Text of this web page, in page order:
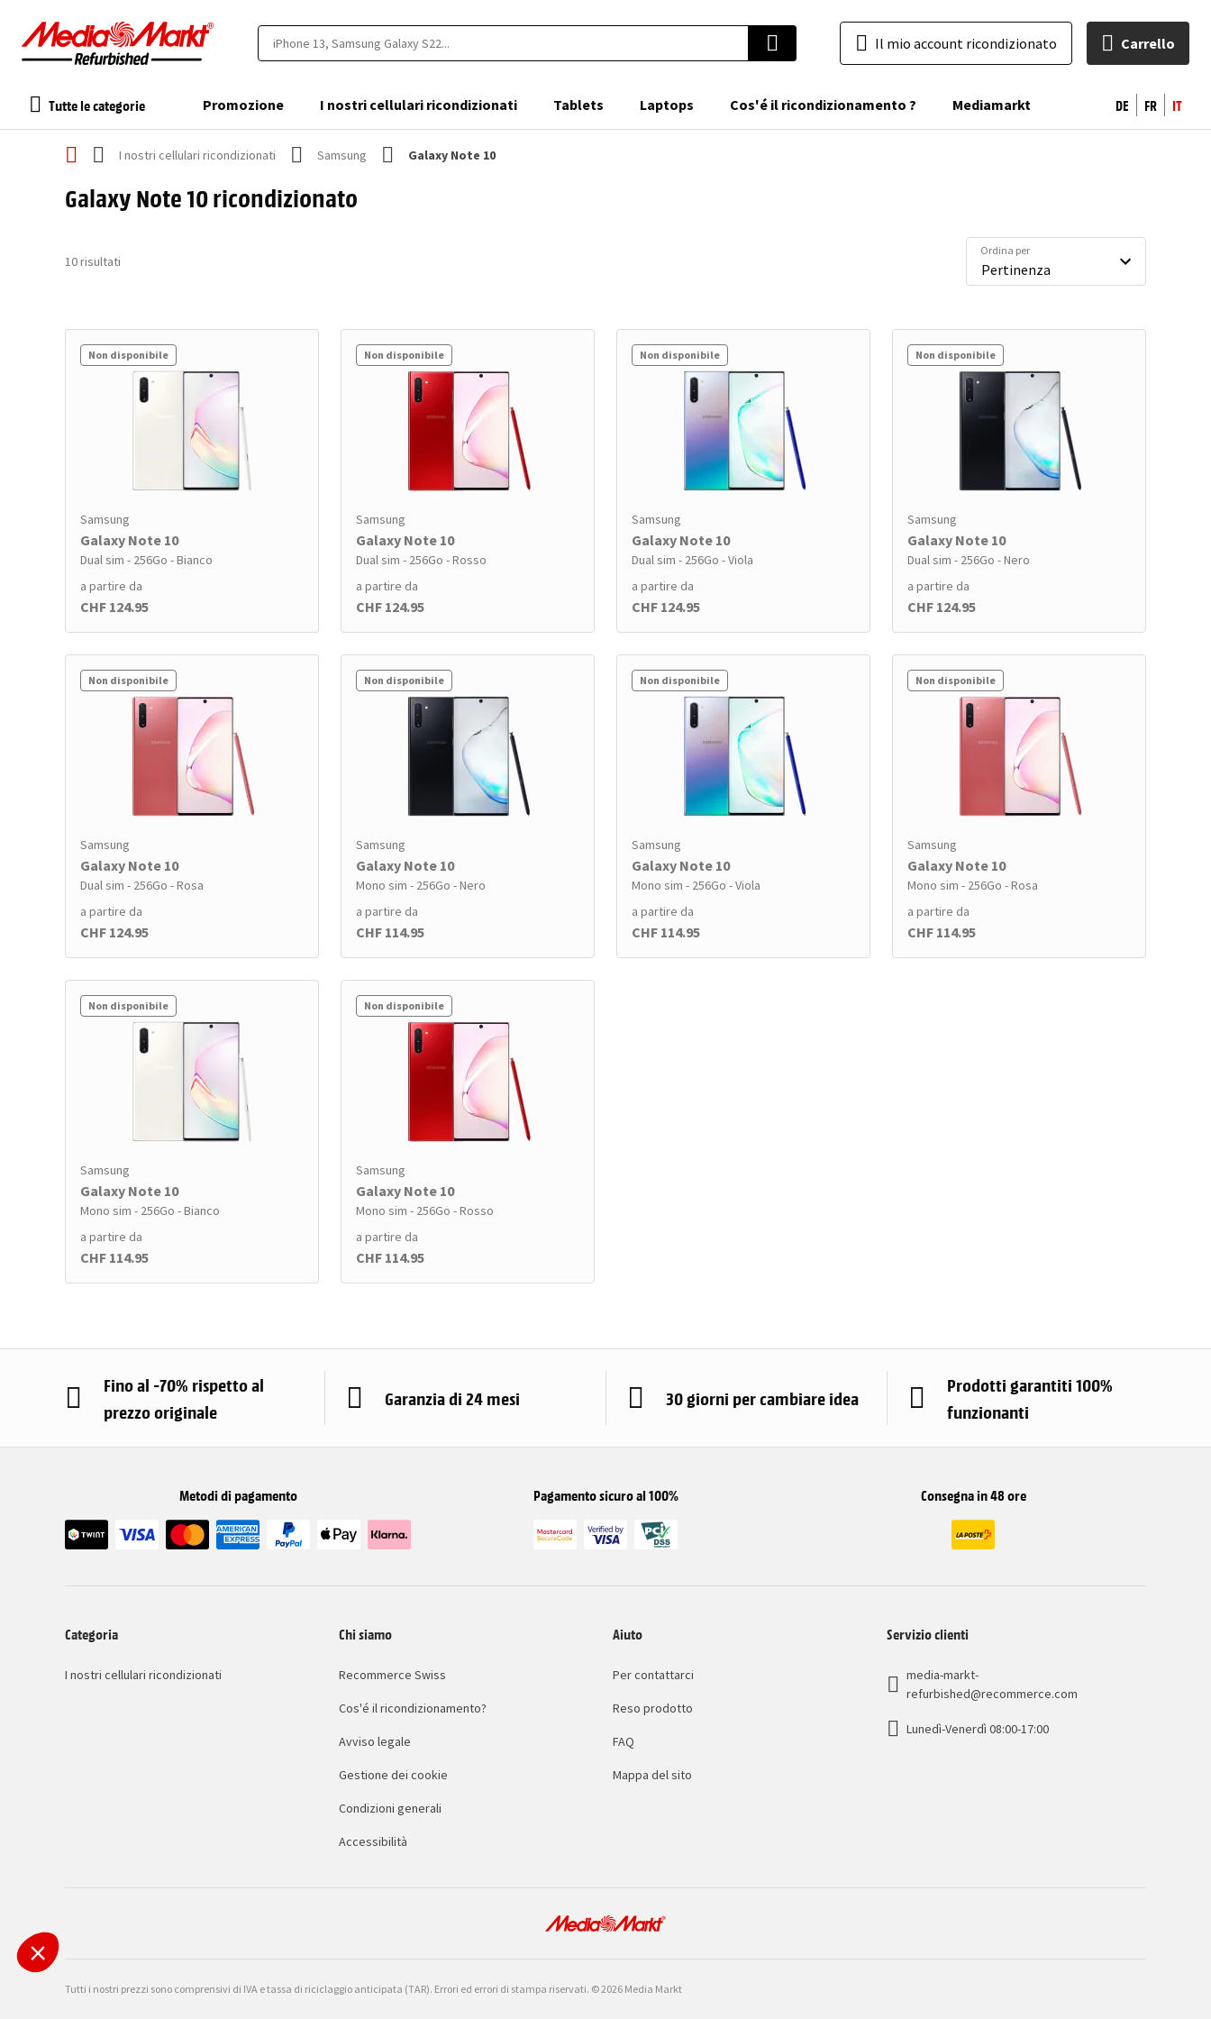
Il mio account ricondizionato Carrello
Tutte le categorie Promozione I nostri cellulari ricondizionati Tablets Laptops Cos'é il ricondizionamento ? Mediamarkt DE FR IT
I nostri cellulari ricondizionati Samsung Galaxy Note 10
Galaxy Note 10 ricondizionato
10risultati
Ordina per
Non disponibile
Samsung
Galaxy Note 10
Dual sim - 256Go - Bianco
a partire da
CHF 124.95
Non disponibile
Samsung
Galaxy Note 10
Dual sim - 256Go - Rosso
a partire da
CHF 124.95
Non disponibile
Samsung
Galaxy Note 10
Dual sim - 256Go - Viola
a partire da
CHF 124.95
Non disponibile
Samsung
Galaxy Note 10
Dual sim - 256Go - Nero
a partire da
CHF 124.95
Non disponibile
Samsung
Galaxy Note 10
Dual sim - 256Go - Rosa
a partire da
CHF 124.95
Non disponibile
Samsung
Galaxy Note 10
Mono sim - 256Go - Nero
a partire da
CHF 114.95
Non disponibile
Samsung
Galaxy Note 10
Mono sim - 256Go - Viola
a partire da
CHF 114.95
Non disponibile
Samsung
Galaxy Note 10
Mono sim - 256Go - Rosa
a partire da
CHF 114.95
Non disponibile
Samsung
Galaxy Note 10
Mono sim - 256Go - Bianco
a partire da
CHF 114.95
Non disponibile
Samsung
Galaxy Note 10
Mono sim - 256Go - Rosso
a partire da
CHF 114.95
Fino al -70% rispetto al
prezzo originale
Garanzia di 24 mesi 30 giorni per cambiare idea
Prodotti garantiti 100%
funzionanti
Metodi di pagamento Pagamento sicuro al 100% Consegna in 48 ore
Categoria
I nostri cellulari ricondizionati
Chi siamo
Recommerce Swiss
Cos'é il ricondizionamento?
Avviso legale
Gestione dei cookie
Condizioni generali
Accessibilità
Aiuto
Per contattarci
Reso prodotto
FAQ
Mappa del sito
Servizio clienti
media-markt-
refurbished@recommerce.com
Lunedì-Venerdì 08:00-17:00
Tutti i nostri prezzi sono comprensivi di IVA e tassa di riciclaggio anticipata (TAR). Errori ed errori di stampa riservati. © 2026 Media Markt